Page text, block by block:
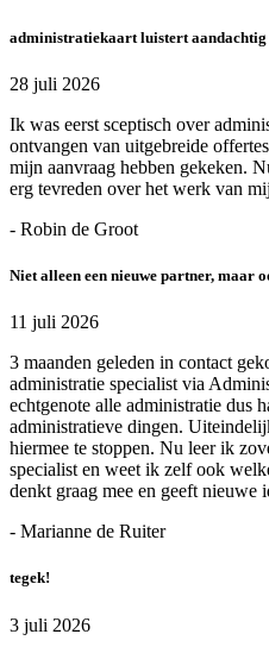
administratiekaart luistert aandachtig
28 juli 2026
Ik was eerst sceptisch over
ontvangen van uitgebreide
mijn aanvraag hebben gekeken.
erg tevreden over het werk van
- Robin de Groot
Niet alleen een nieuwe partner, maar
11 juli 2026
3 maanden geleden in contact
administratie specialist via
echtgenote alle administratie dus
administratieve dingen.
hiermee te stoppen. Nu leer ik
specialist en weet ik zelf ook
denkt graag mee en geeft nieuwe
- Marianne de Ruiter
tegek!
3 juli 2026